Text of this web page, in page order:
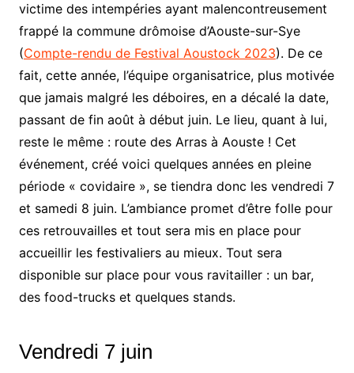
victime des intempéries ayant malencontreusement
frappé la commune drômoise d’Aouste-sur-Sye
(Compte-rendu de Festival Aoustock 2023). De ce
fait, cette année, l’équipe organisatrice, plus motivée
que jamais malgré les déboires, en a décalé la date,
passant de fin août à début juin. Le lieu, quant à lui,
reste le même : route des Arras à Aouste ! Cet
événement, créé voici quelques années en pleine
période « covidaire », se tiendra donc les vendredi 7
et samedi 8 juin. L’ambiance promet d’être folle pour
ces retrouvailles et tout sera mis en place pour
accueillir les festivaliers au mieux. Tout sera
disponible sur place pour vous ravitailler : un bar,
des food-trucks et quelques stands.
Vendredi 7 juin